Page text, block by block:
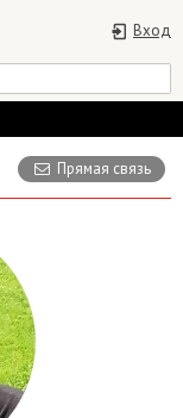
Вход
Прямая связь